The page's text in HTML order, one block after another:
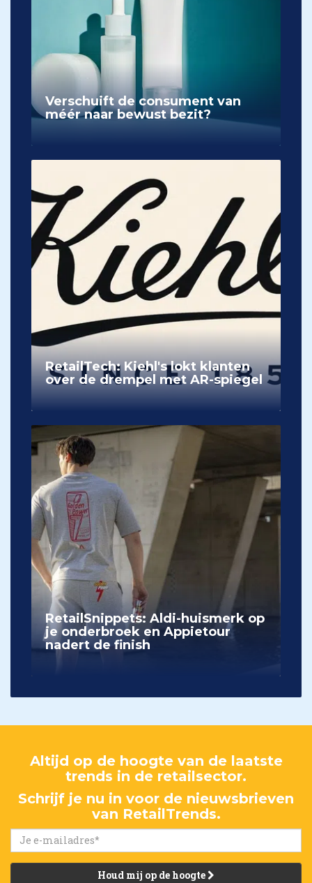
Verschuift de consument van
méér naar bewust bezit?
RetailTech: Kiehl's lokt klanten
over de drempel met AR-spiegel
RetailSnippets: Aldi-huismerk op
je onderbroek en Appietour
nadert de finish
Altijd op de hoogte van de laatste
trends in de retailsector.
Schrijf je nu in voor de nieuwsbrieven
van RetailTrends.
Houd mij op de hoogte